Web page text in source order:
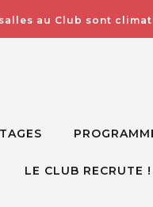
salles au Club sont
LE CLUB RECRUTE !